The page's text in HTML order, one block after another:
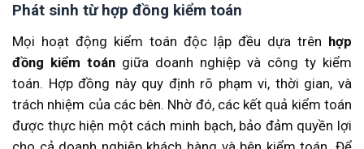
Phát sinh từ hợp đồng kiểm toán
Mọi hoạt động kiểm toán độc lập đều dựa trên hợp
đồng kiểm toán giữa doanh nghiệp và công ty kiểm
toán. Hợp đồng này quy định rõ phạm vi, thời gian, và
trách nhiệm của các bên. Nhờ đó, các kết quả kiểm toán
được thực hiện một cách minh bạch, bảo đảm quyền lợi